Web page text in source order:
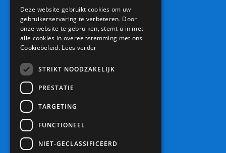
Deze website gebruikt cookies om uw
gebruikerservaring te verbeteren. Door
onze website te gebruiken, stemt u in met
alle cookies in overeenstemming met ons
Cookiebeleid. Lees verder
STRIKT NOODZAKELIJK
PRESTATIE
TARGETING
FUNCTIONEEL
NIET-GECLASSIFICEERD